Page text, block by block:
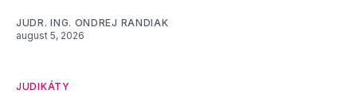
JUDR. ING. ONDREJ RANDIAK
august 5, 2026
JUDIKÁTY